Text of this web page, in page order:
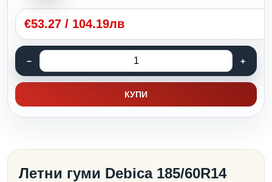
€53.27 / 104.19лв
КУПИ
Летни гуми Debica 185/60R14